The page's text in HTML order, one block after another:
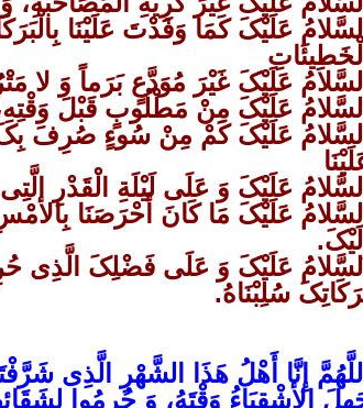
السَّلامُ عَلَیْکَ کَمَا وَفَدْتَ عَلَیْنَا
الْخَطِیئَاتِ
السَّلامُ عَلَیْکَ غَیْرَ مُوَدَّعٍ بَرَماً وَ لا
السَّلامُ عَلَیْکَ مِنْ مَطْلُوبٍ قَبْلَ
السَّلامُ عَلَیْکَ کَمْ مِنْ سُوءٍ صُرِفَ
السَّلامُ عَلَیْکَ وَ عَلَى لَیْلَةِ الْقَدْرِ
السَّلامُ عَلَیْکَ مَا کَانَ أَحْرَصَنَا
إِلَیْکَ.
عَلَیْکَ وَ عَلَى فَضْلِکَ الَّذِی
سُلِبْنَاهُ.
اللَّهُمَّ إِنَّا أَهْلُ هَذَا الشَّهْرِ الَّذِی
الأشْقِیَاءُ وَقْتَهُ، وَ حُرِمُوا